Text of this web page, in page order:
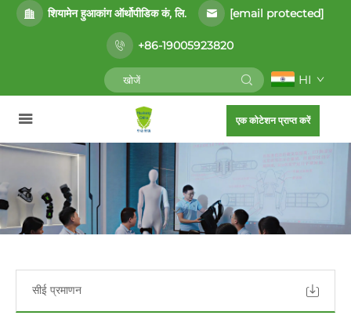
शियामेन हुआकांग ऑर्थोपीडिक कं, लि. [email protected]
+86-19005923820
HI
एक कोटेशन प्राप्त करें
सीई प्रमाणन